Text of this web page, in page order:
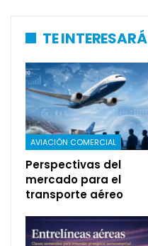
TE INTERESARÁ
AVIACIÓN COMERCIAL
Perspectivas del
mercado para el
transporte aéreo